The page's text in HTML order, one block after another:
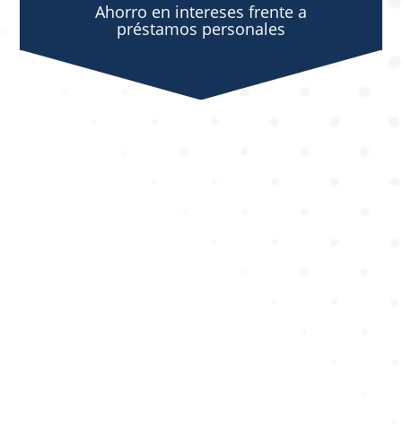
Ahorro en intereses frente a
préstamos personales